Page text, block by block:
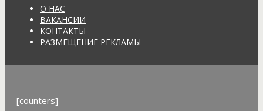
О НАС
ВАКАНСИИ
КОНТАКТЫ
РАЗМЕЩЕНИЕ РЕКЛАМЫ
[counters]